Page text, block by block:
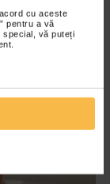
cu aceste
pentru a vă
special, vă puteți
iar cei cu
dar multe